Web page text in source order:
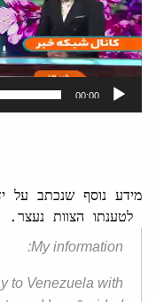
00:00
לטענתו הצוות נעצר.
My information:
to Venezuela with